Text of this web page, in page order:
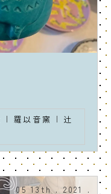
| 羅以音窯 | 辻
05 13th . 2021 .